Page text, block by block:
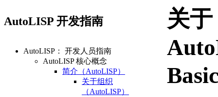
AutoLISP 开发指南
AutoLISP： 开发人员指南
AutoLISP 核心概念
简介（AutoLISP）
关于组织
（AutoLISP）
关于